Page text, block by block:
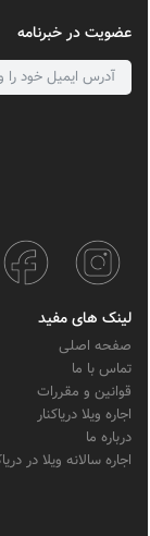
عضویت در خبرنامه
لینک های مفید
صفحه اصلی
تماس با ما
قوانین و مقررات
اجاره ویلا دریاکنار
درباره ما
اجاره سالانه ویلا در